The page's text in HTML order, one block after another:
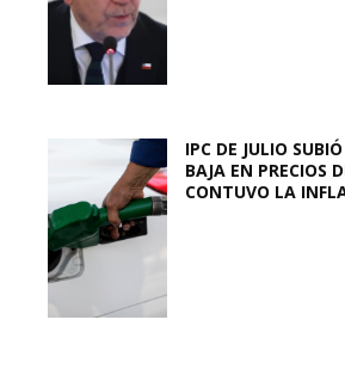
IPC DE JULIO
BAJA EN PRECIOS
CONTUVO LA